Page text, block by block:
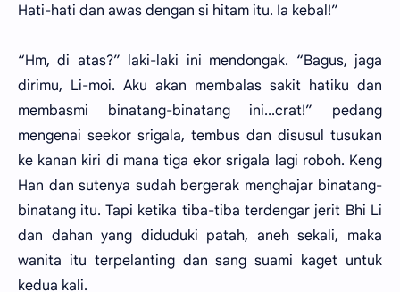
Hati-hati dan awas dengan si hitam itu. Ia kebal!”
“Hm, di atas?” laki-laki ini mendongak. “Bagus, jaga
dirimu, Li-moi. Aku akan membalas sakit hatiku dan
membasmi binatang-binatang ini...crat!” pedang
mengenai seekor srigala, tembus dan disusul tusukan
ke kanan kiri di mana tiga ekor srigala lagi roboh. Keng
Han dan sutenya sudah bergerak menghajar binatang-
binatang itu. Tapi ketika tiba-tiba terdengar jerit Bhi Li
dan dahan yang diduduki patah, aneh sekali, maka
wanita itu terpelanting dan sang suami kaget untuk
kedua kali.